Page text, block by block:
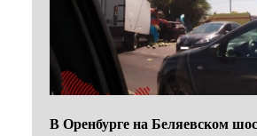
В Оренбурге на Беляевском